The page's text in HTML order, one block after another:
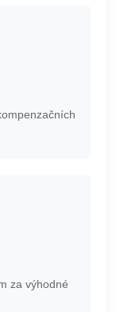
za výhodné